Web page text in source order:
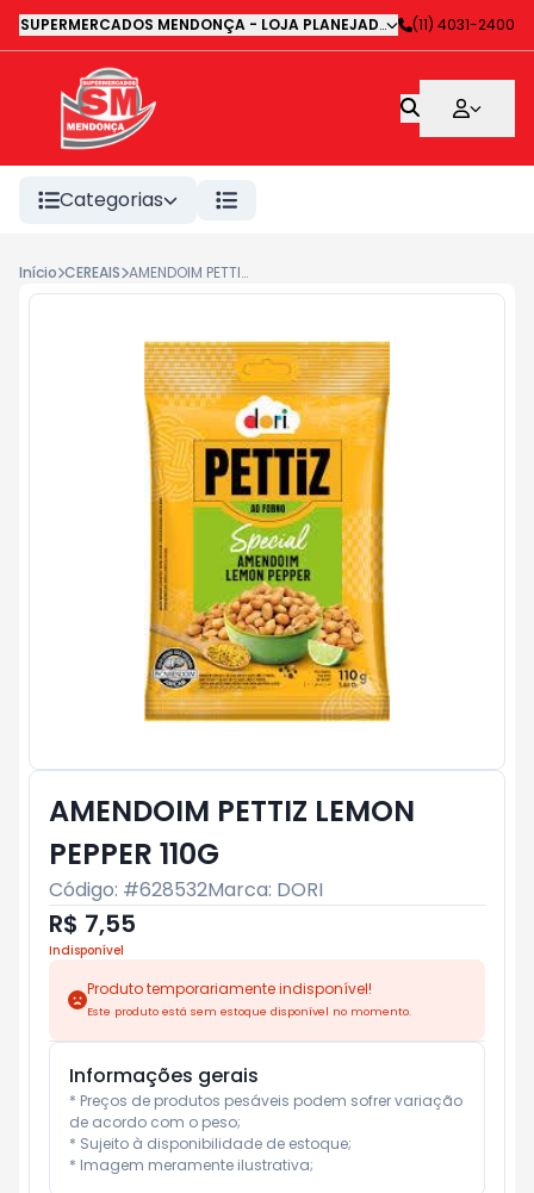
SUPERMERCADOS MENDONÇA - LOJA PLANEJADA 1-Avenida
(11) 4031-2400
Categorias
Início CEREAIS AMENDOIM PETTIZ LEMON PEPPER 110G
AMENDOIM PETTIZ LEMON
PEPPER 110G
Código: #628532Marca: DORI
R$ 7,55
Indisponível
Produto temporariamente indisponível!
Este produto está sem estoque disponível no momento.
Informações gerais
* Preços de produtos pesáveis podem sofrer variação
de acordo com o peso;
* Sujeito à disponibilidade de estoque;
* Imagem meramente ilustrativa;